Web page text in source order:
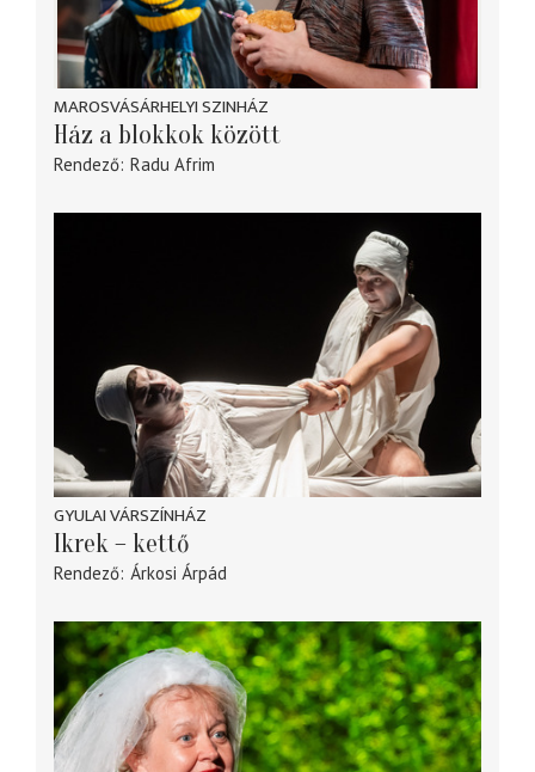
MAROSVÁSÁRHELYI SZINHÁZ
Ház a blokkok között
Rendező Radu Afrim
GYULAI VÁRSZÍNHÁZ
Ikrek – kettő
Rendező Árkosi Árpád